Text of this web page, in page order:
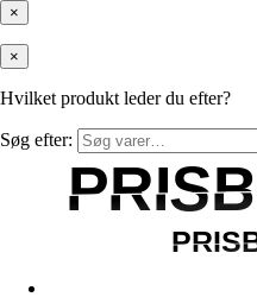
×
×
Hvilket produkt leder du efter?
Søg efter: